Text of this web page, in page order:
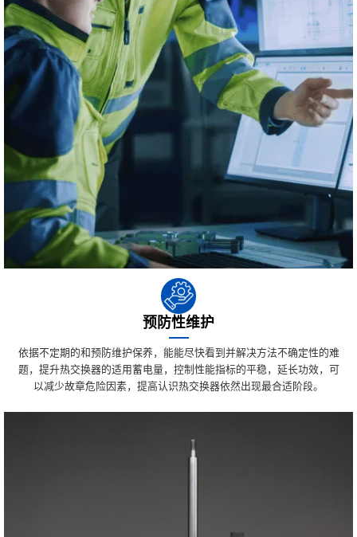
预防性维护
依据不定期的和预防维护保养，能能尽快看到并解决方法不确定性的难
题，提升热交换器的适用蓄电量，控制性能指标的平稳，延长功效，可
以减少故章危险因素，提高认识热交换器依然出现最合适阶段。